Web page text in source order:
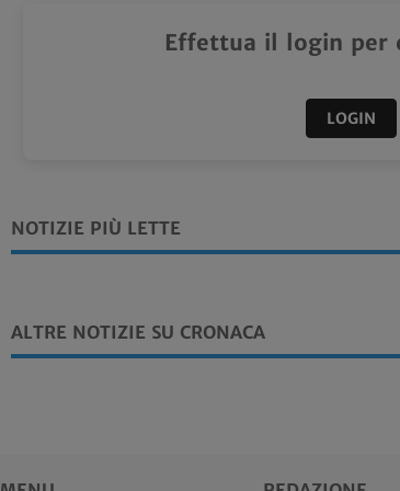
Effettua il login per
LOGIN
NOTIZIE PIÙ LETTE
ALTRE NOTIZIE SU CRONACA